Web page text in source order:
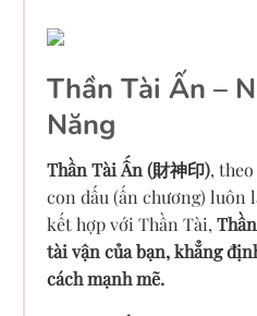
Thần Tài Ấn –
Năng
Thần Tài Ấn (財神印),
con dấu (ấn chương) luôn
kết hợp với Thần Tài,
tài vận của bạn, khẳng
cách mạnh mẽ.